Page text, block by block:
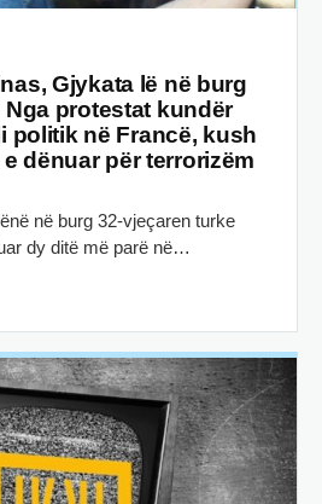
Gjykata lë në burg
protestat kundër
politik në Francë, kush
dënuar për terrorizëm
në burg 32-vjeçaren turke
dy ditë më parë në…